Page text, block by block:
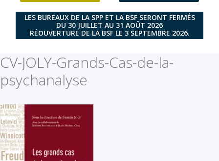
LES BUREAUX DE LA SPP ET LA BSF SERONT FERMÉS
DU 30 JUILLET AU 31 AOÛT 2026
RÉOUVERTURE DE LA BSF LE 3 SEPTEMBRE 2026.
CV-JOLY-Grands-Cas-de-la-
psychanalyse